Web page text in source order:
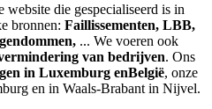
die gespecialiseerd is in
bronnen: Faillissementen, LBB,
... We voeren ook
van bedrijven. Ons
in Luxemburg enBelgië, onze
en in Waals-Brabant in Nijvel.